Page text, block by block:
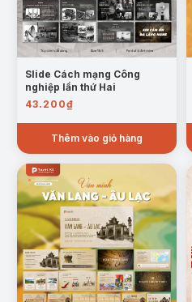
Slide Cách mạng Công
nghiệp lần thứ Hai
43.200₫
Thêm vào giỏ hàng